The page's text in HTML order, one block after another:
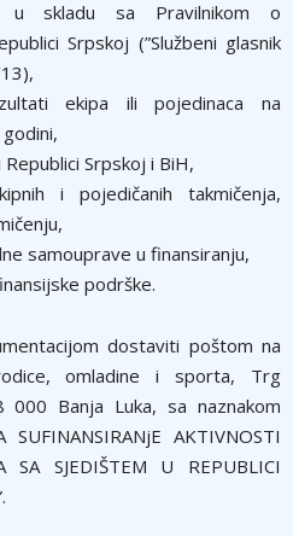
u skladu sa Pravilnikom o
Srpskoj (”Službeni glasnik
ekipa ili pojedinaca na
Srpskoj i BiH,
i pojedičanih takmičenja,
samouprave u finansiranju,
podrške.
dostaviti poštom na
omladine i sporta, Trg
Banja Luka, sa naznakom
AKTIVNOSTI
SA SJEDIŠTEM U REPUBLICI